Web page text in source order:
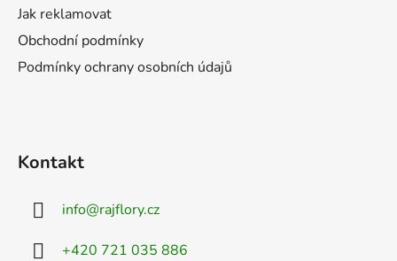
Jak reklamovat
Obchodní podmínky
Podmínky ochrany osobních údajů
Kontakt
info@rajflory.cz
+420 721 035 886